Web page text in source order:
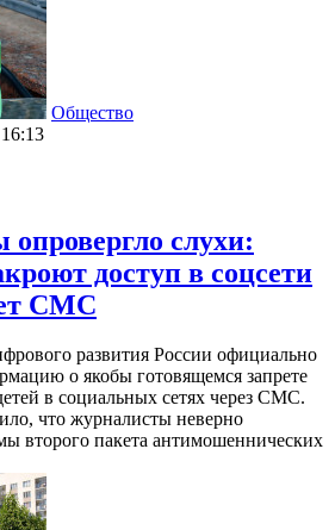
Общество
слухи:
доступ в соцсети
СМС
развития России официально
о якобы готовящемся запрете
в социальных сетях через СМС.
что журналисты неверно
второго пакета антимошеннических